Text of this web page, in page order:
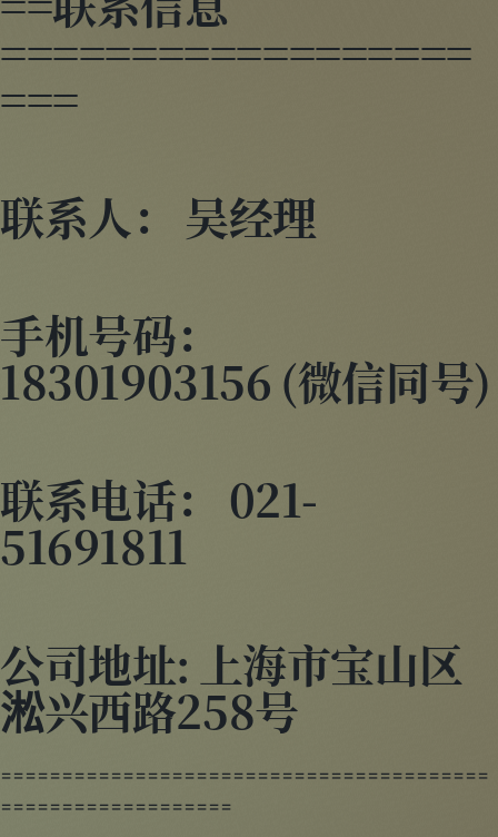
==================
===
联系人： 吴经理
手机号码：
18301903156 (微信同号)
联系电话： 021-
51691811
公司地址: 上海市宝山区
淞兴西路258号
========================================
===================